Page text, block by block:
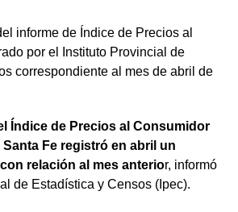
informe de Índice de Precios al
por el Instituto Provincial de
correspondiente al mes de abril de
Índice de Precios al Consumidor
Fe registró en abril un
relación al mes anterior, informó
de Estadística y Censos (Ipec).